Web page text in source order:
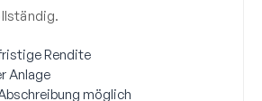
Rendite
Anlage
möglich